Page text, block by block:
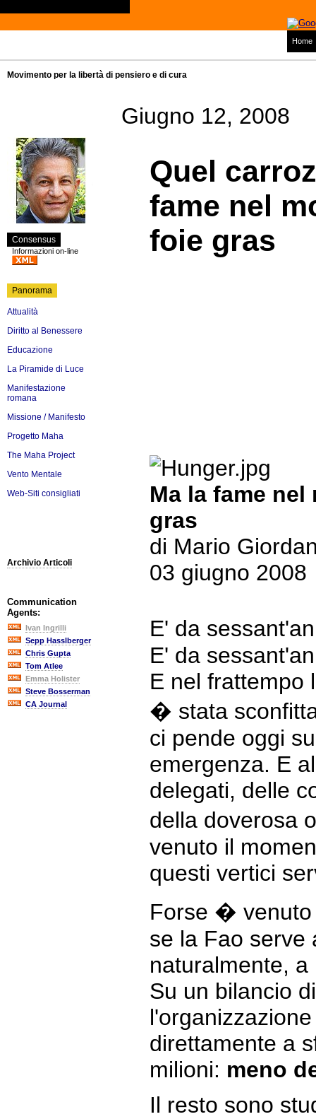
Home
Movimento per la libertà di pensiero e di cura
Consensus
Informazioni on-line
Panorama
Attualità
Diritto al Benessere
Educazione
La Piramide di Luce
Manifestazione
romana
Missione / Manifesto
Progetto Maha
The Maha Project
Vento Mentale
Web-Siti consigliati
Archivio Articoli
Communication
Agents:
Ivan Ingrilli
Sepp Hasslberger
Chris Gupta
Tom Atlee
Emma Holister
Steve Bosserman
CA Journal
Giugno 12, 2008
Quel
fame nel
foie gras
Ma la fame
gras
di Mario
03 giugno 2008
E' da
E' da
E nel frattempo
� stata
ci pende oggi
emergenza. E
delegati, delle
della doverosa
venuto il
questi vertici
Forse � venuto
se la Fao serve
naturalmente,
Su un bilancio
direttamente a
milioni: meno
Il resto sono